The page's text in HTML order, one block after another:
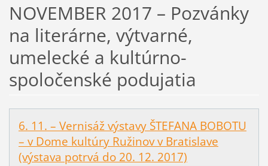
NOVEMBER 2017 – Pozvánky
na literárne, výtvarné,
umelecké a kultúrno-
spoločenské podujatia
6. 11. – Vernisáž výstavy ŠTEFANA BOBOTU
– v Dome kultúry Ružinov v Bratislave
(výstava potrvá do 20. 12. 2017)